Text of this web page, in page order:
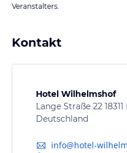
Veranstalters.
Kontakt
Hotel Wilhelmshof
Lange Straße 22
Deutschland
info@hotel-